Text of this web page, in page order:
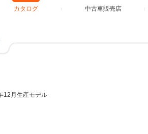
カタログ 中古車販売店
12月生産モデル